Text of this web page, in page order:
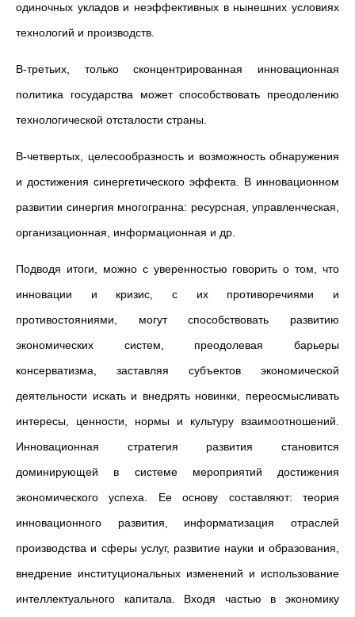
одиночных укладов и неэффективных в нынешних условиях
технологий и производств.
В-третьих, только сконцентрированная инновационная
политика государства может способствовать преодолению
технологической отсталости страны.
В-четвертых, целесообразность и возможность обнаружения
и достижения синергетического эффекта. В инновационном
развитии синергия многогранна: ресурсная, управленческая,
организационная, информационная и др.
Подводя итоги, можно с уверенностью говорить о том, что
инновации и кризис, с их противоречиями и
противостояниями, могут способствовать развитию
экономических систем, преодолевая барьеры
консерватизма, заставляя субъектов экономической
деятельности искать и внедрять новинки, переосмысливать
интересы, ценности, нормы и культуру взаимоотношений.
Инновационная стратегия развития становится
доминирующей в системе мероприятий достижения
экономического успеха. Ее основу составляют: теория
инновационного развития, информатизация отраслей
производства и сферы услуг, развитие науки и образования,
внедрение институциональных изменений и использование
интеллектуального капитала. Входя частью в экономику